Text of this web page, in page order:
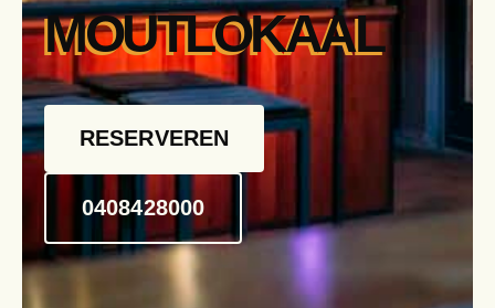
MOUTLOKAAL
RESERVEREN
0408428000